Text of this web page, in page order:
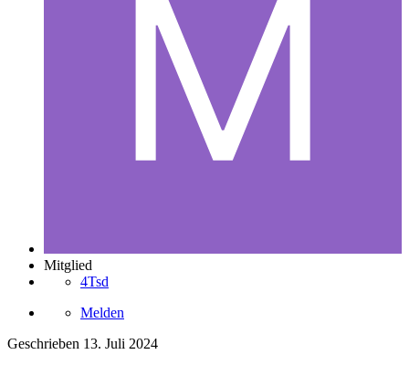
Mitglied
4Tsd
Melden
Geschrieben 13. Juli 2024